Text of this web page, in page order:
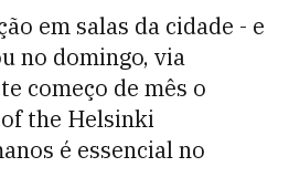
em salas da cidade - e
no domingo, via
começo de mês o
the Helsinki
é essencial no